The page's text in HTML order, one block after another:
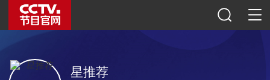
星推荐